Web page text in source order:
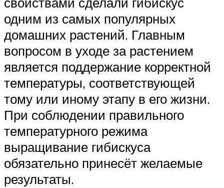
одним из самых популярных
домашних растений. Главным
вопросом в уходе за растением
является поддержание корректной
температуры, соответствующей
тому или иному этапу в его жизни.
При соблюдении правильного
температурного режима
выращивание гибискуса
обязательно принесёт желаемые
результаты.